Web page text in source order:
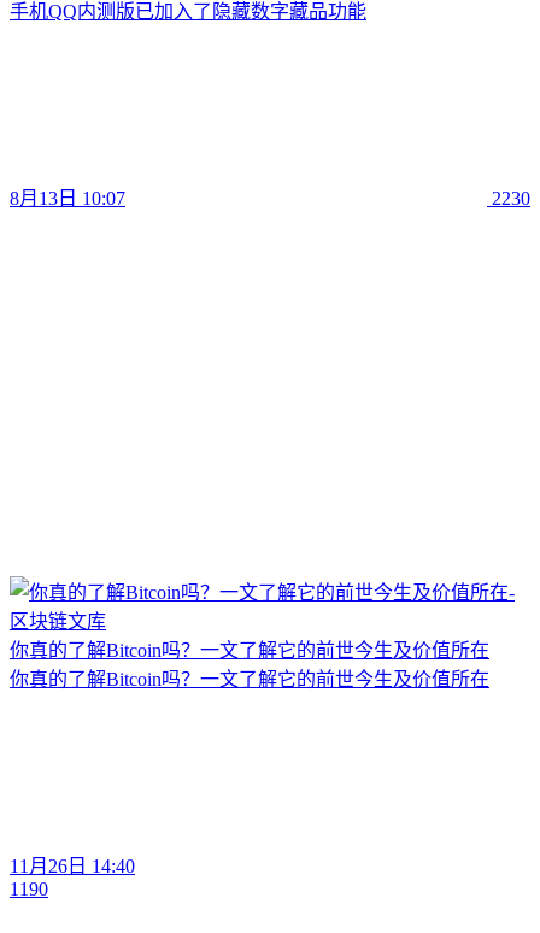
手机QQ内测版已加入了隐藏数字藏品功能
8月13日 10:07 2230
你真的了解Bitcoin吗？一文了解它的前世今生及价值所在
你真的了解Bitcoin吗？一文了解它的前世今生及价值所在
11月26日 14:40
1190